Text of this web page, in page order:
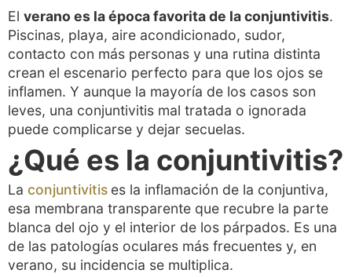
El verano es la época favorita de la conjuntivitis.
Piscinas, playa, aire acondicionado, sudor,
contacto con más personas y una rutina distinta
crean el escenario perfecto para que los ojos se
inflamen. Y aunque la mayoría de los casos son
leves, una conjuntivitis mal tratada o ignorada
puede complicarse y dejar secuelas.
¿Qué es la conjuntivitis?
La conjuntivitis es la inflamación de la conjuntiva,
esa membrana transparente que recubre la parte
blanca del ojo y el interior de los párpados. Es una
de las patologías oculares más frecuentes y, en
verano, su incidencia se multiplica.